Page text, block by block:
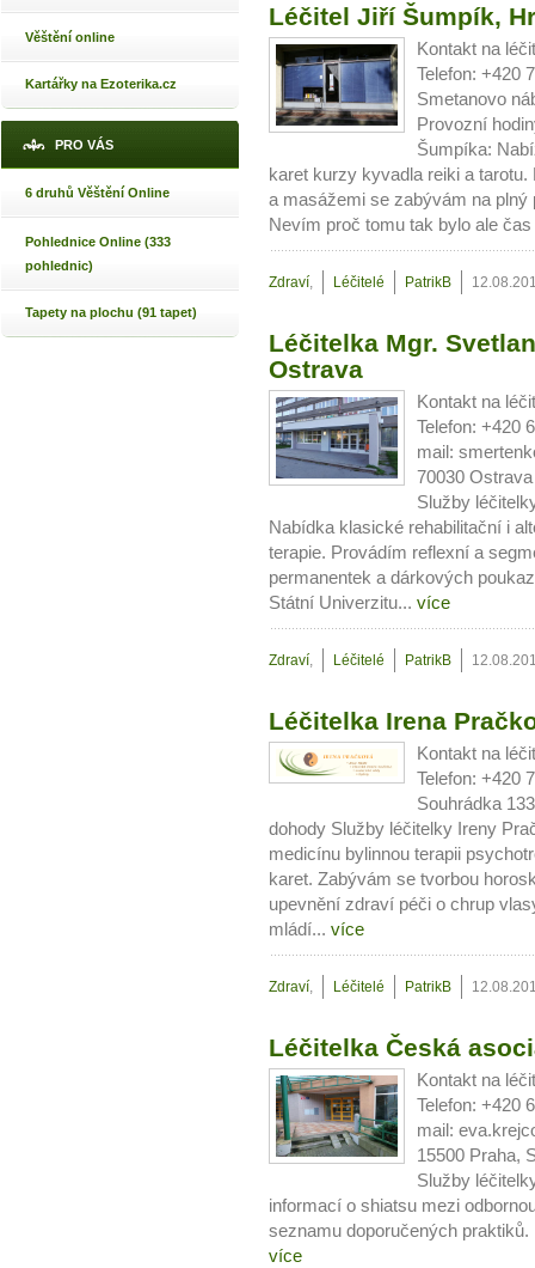
Věštění online
Kartářky na Ezoterika.cz
PRO VÁS
6 druhů Věštění Online
Pohlednice Online (333
pohlednic)
Tapety na plochu (91 tapet)
Léčitel Jiří Šumpík,
Kontakt na
Telefon: +420
Smetanovo
Provozní
Šumpíka:
karet kurzy kyvadla reiki a
a masážemi se zabývám na plný
Nevím proč tomu tak bylo ale
Zdraví, Léčitelé PatrikB
Léčitelka Mgr.
Ostrava
Kontakt na
Telefon: +420
mail:
70030
Služby
Nabídka klasické rehabilitační i
terapie. Provádím reflexní a
permanentek a dárkových
Státní Univerzitu... více
Zdraví, Léčitelé PatrikB
Léčitelka Irena
Kontakt na
Telefon: +420
Souhrádka
dohody Služby léčitelky Ireny
medicínu bylinnou terapii
karet. Zabývám se tvorbou
upevnění zdraví péči o chrup
mládí... více
Zdraví, Léčitelé PatrikB
Léčitelka Česká
Kontakt na
Telefon: +420
mail:
15500 Praha,
Služby
informací o shiatsu mezi
seznamu doporučených
více